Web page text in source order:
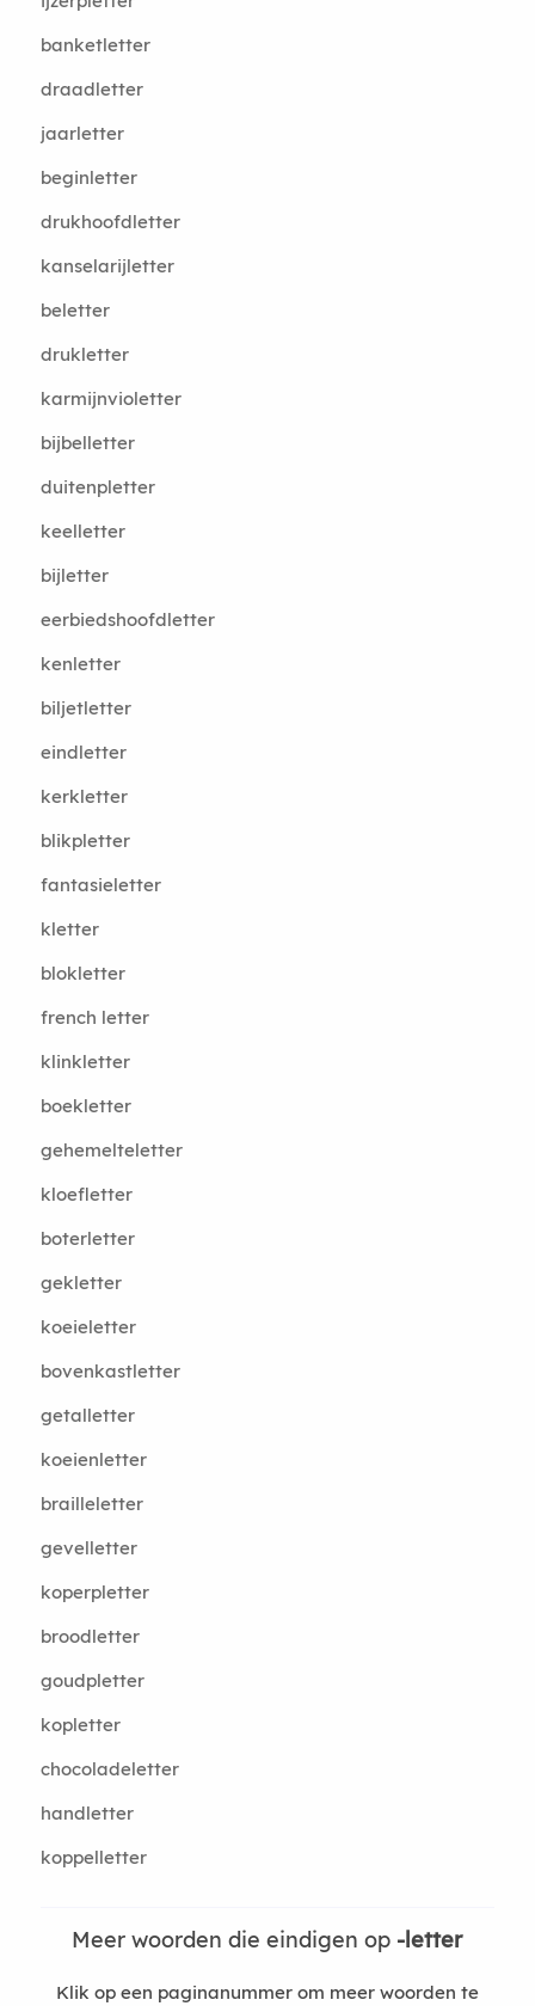
banketletter
draadletter
jaarletter
beginletter
drukhoofdletter
kanselarijletter
beletter
drukletter
karmijnvioletter
bijbelletter
duitenpletter
keelletter
bijletter
eerbiedshoofdletter
kenletter
biljetletter
eindletter
kerkletter
blikpletter
fantasieletter
kletter
blokletter
french letter
klinkletter
boekletter
gehemelteletter
kloefletter
boterletter
gekletter
koeieletter
bovenkastletter
getalletter
koeienletter
brailleletter
gevelletter
koperpletter
broodletter
goudpletter
kopletter
chocoladeletter
handletter
koppelletter
Meer woorden die eindigen op -letter
Klik op een paginanummer om meer woorden te